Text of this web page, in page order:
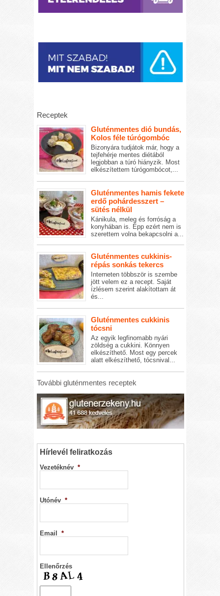
Receptek
Gluténmentes dió bundás,
Kolos féle túrógombóc
Bizonyára tudjátok már, hogy a
tejfehérje mentes diétából
legjobban a túró hiányzik. Most
elkészítettem túrógombócot,...
Gluténmentes hamis fekete
erdő pohárdesszert –
sütés nélkül
Kánikula, meleg és forróság a
konyhában is. Épp ezért nem is
szerettem volna bekapcsolni a...
Gluténmentes cukkinis-
répás sonkás tekercs
Interneten többször is szembe
jött velem ez a recept. Saját
ízlésem szerint alakítottam át
és...
Gluténmentes cukkinis
tócsni
Az egyik legfinomabb nyári
zöldség a cukkini. Könnyen
elkészíthető. Most egy percek
alatt elkészíthető, tócsnival...
További gluténmentes receptek
Hírlevél feliratkozás
Vezetéknév *
Utónév *
Email *
Ellenőrzés